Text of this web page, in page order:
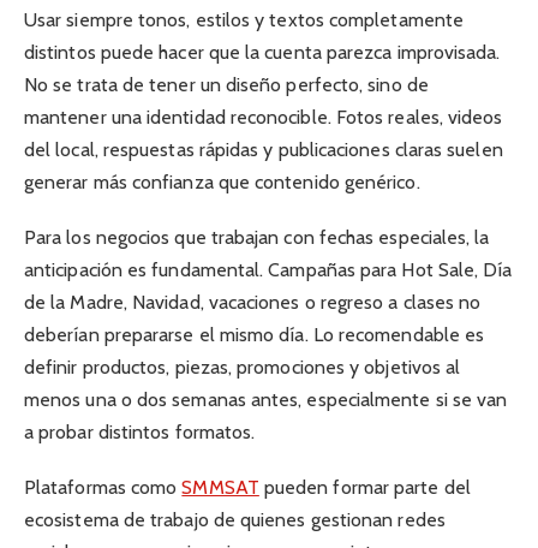
Usar siempre tonos, estilos y textos completamente
distintos puede hacer que la cuenta parezca improvisada.
No se trata de tener un diseño perfecto, sino de
mantener una identidad reconocible. Fotos reales, videos
del local, respuestas rápidas y publicaciones claras suelen
generar más confianza que contenido genérico.
Para los negocios que trabajan con fechas especiales, la
anticipación es fundamental. Campañas para Hot Sale, Día
de la Madre, Navidad, vacaciones o regreso a clases no
deberían prepararse el mismo día. Lo recomendable es
definir productos, piezas, promociones y objetivos al
menos una o dos semanas antes, especialmente si se van
a probar distintos formatos.
Plataformas comoSMMSAT pueden formar parte del
ecosistema de trabajo de quienes gestionan redes